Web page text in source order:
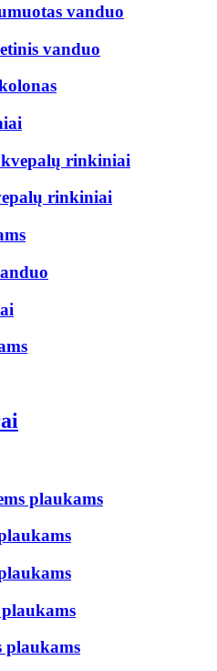
vanduo
vanduo
rinkiniai
rinkiniai
plaukams
plaukams